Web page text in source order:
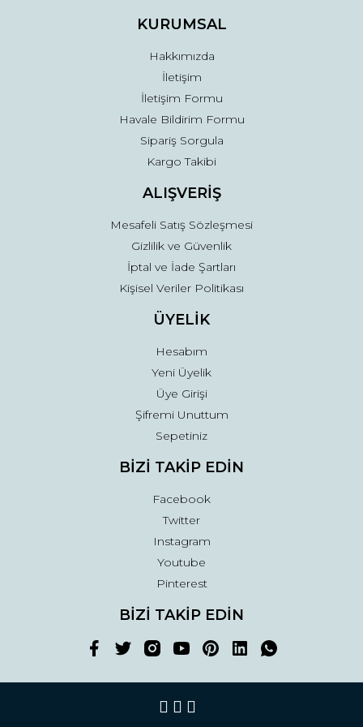
Ürün fiyatı diğer sitelerden daha pahalı.
Gönder
KURUMSAL
Hakkımızda
İletişim
İletişim Formu
Havale Bildirim Formu
Sipariş Sorgula
Kargo Takibi
ALIŞVERİŞ
Mesafeli Satış Sözleşmesi
Gizlilik ve Güvenlik
İptal ve İade Şartları
Kişisel Veriler Politikası
ÜYELİK
Hesabım
Yeni Üyelik
Üye Girişi
Şifremi Unuttum
Sepetiniz
BİZİ TAKİP EDİN
Facebook
Twitter
Instagram
Youtube
Pinterest
BİZİ TAKİP EDİN